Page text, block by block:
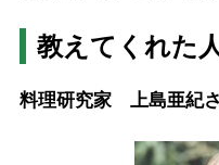
教えてくれた
料理研究家 上島亜紀